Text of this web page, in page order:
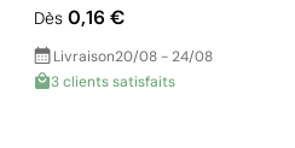
Dès 0,16 €
Livraison20/08 - 24/08
3 clients satisfaits